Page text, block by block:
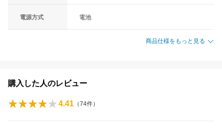
電源方式 電池
商品仕様をもっと見る
購入した人のレビュー
4.41 （74件）